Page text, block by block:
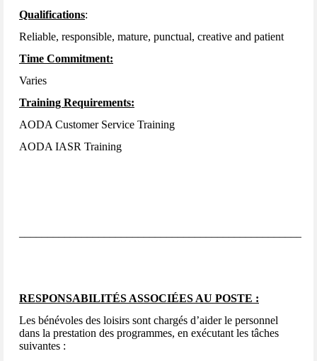
Qualifications:
Reliable, responsible, mature, punctual, creative and patient
Time Commitment:
Varies
Training Requirements:
AODA Customer Service Training
AODA IASR Training
RESPONSABILITÉS ASSOCIÉES AU POSTE :
Les bénévoles des loisirs sont chargés d’aider le personnel
dans la prestation des programmes, en exécutant les tâches
suivantes :